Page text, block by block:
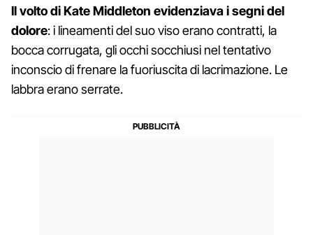
Il volto di Kate Middleton evidenziava i segni del
dolore: i lineamenti del suo viso erano contratti, la
bocca corrugata, gli occhi socchiusi nel tentativo
inconscio di frenare la fuoriuscita di lacrimazione. Le
labbra erano serrate.